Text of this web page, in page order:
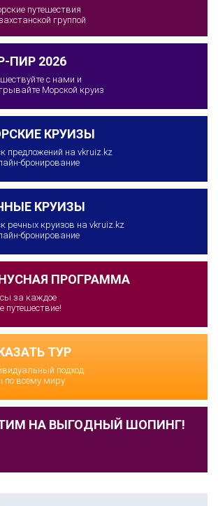
путешествия
группой
ПИР 2026
с нами и
Морской круиз
КРУИЗЫ
предложений на vkruiz.kz
бронирование
КРУИЗЫ
речных круизов на vkruiz.kz
бронирование
ПРОГРАММА
за каждое
путешествие!
ТУР
подход.
по всему миру
НА ВЫГОДНЫЙ ШОПИНГ!